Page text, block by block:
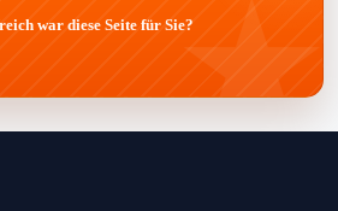
war diese Seite für Sie?